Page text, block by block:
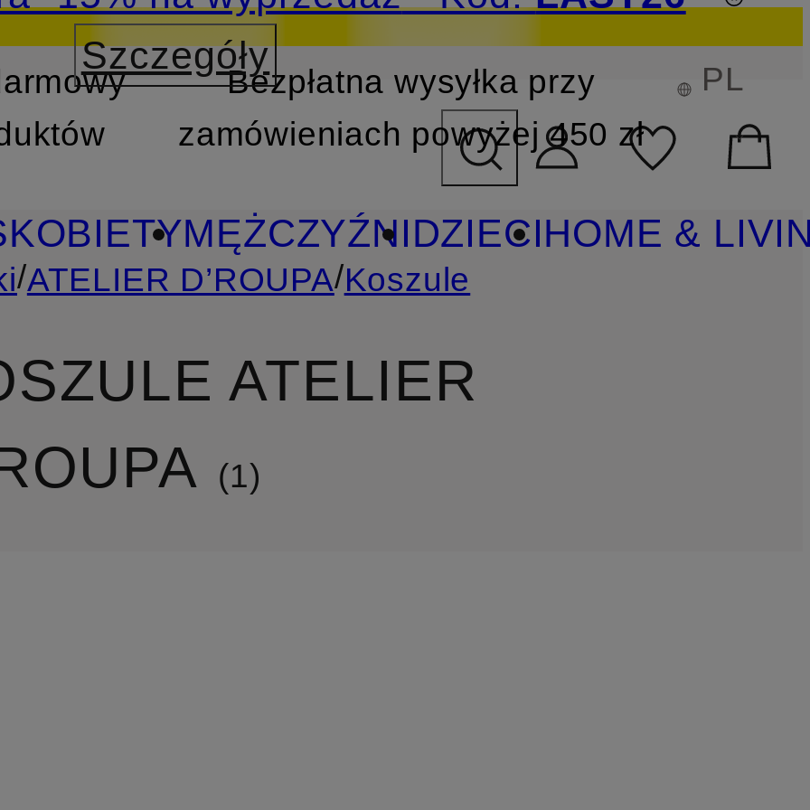
PRZEJDŹ DO WYSZUKIWANIA
Szczegóły
Bezpłatna wysyłka przy
zamówieniach powyżej 450 zł
PL
KOBIETYMĘŻCZYŹNIDZIECIHOME &
/ATELIER D’ROUPA/Koszule
ATELIER
1